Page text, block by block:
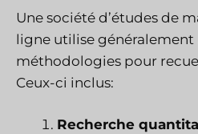
Une société d’études de
ligne utilise
méthodologies pour
Ceux-ci inclus:
Recherche